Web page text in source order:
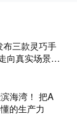
布三款灵巧手
向真实场景作
海湾！ 把A
的生产力